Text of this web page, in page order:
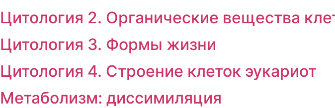
Цитология 2. Органические вещества
Цитология 3. Формы жизни
Цитология 4. Строение клеток эукариот
Метаболизм: диссимиляция